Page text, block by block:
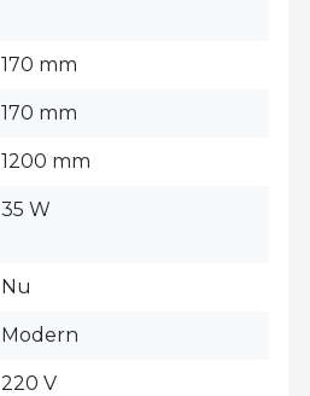
170 mm
170 mm
1200 mm
35 W
Nu
Modern
220 V